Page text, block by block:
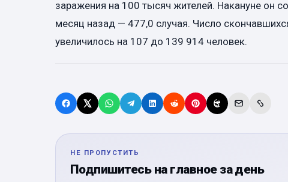
заражения на 100 тысяч жителей. Накануне он
месяц назад — 477,0 случая. Число
увеличилось на 107 до 139 914 человек.
НЕ ПРОПУСТИТЬ
Подпишитесь на главное за день